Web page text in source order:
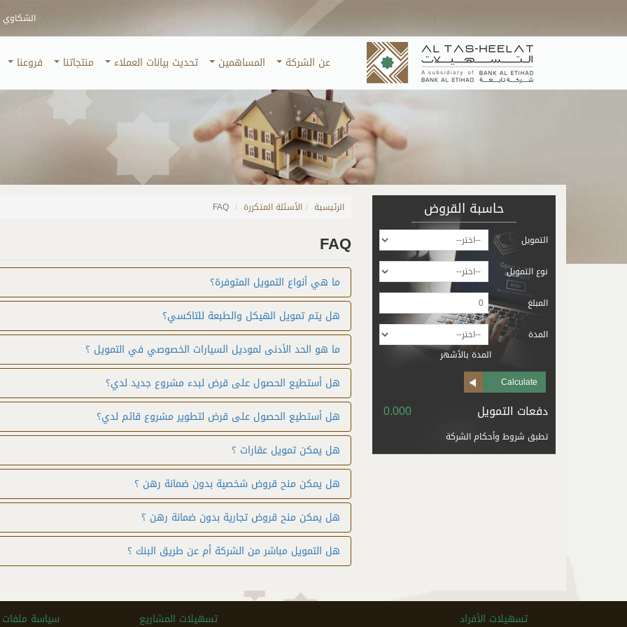
الشكاوي
عن الشركة المساهمين تحديث بيانات العملاء منتجاتنا فروعنا
حاسبة القروض
التمويل
نوع التمويل
المبلغ
المدة
المدة بالأشهر
Description
دفعات التمويل 0.000
تطبق شروط وأحكام الشركة
الرئيسية / الأسئلة المتكررة FAQ
FAQ
ما هي أنواع التمويل المتوفرة؟
هل يتم تمويل الهيكل والطبعة للتاكسي؟
ما هو الحد الأدنى لموديل السيارات الخصوصي في التمويل ؟
هل أستطيع الحصول على قرض لبدء مشروع جديد لدي؟
هل أستطيع الحصول على قرض لتطوير مشروع قائم لدي؟
هل يمكن تمويل عقارات ؟
هل يمكن منح قروض شخصية بدون ضمانة رهن ؟
هل يمكن منح قروض تجارية بدون ضمانة رهن ؟
هل التمويل مباشر من الشركة أم عن طريق البنك ؟
تسهيلات الأفراد تسهيلات المشاريع سياسة ملفات